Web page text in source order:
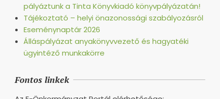
pályáztunk a Tinta Könyvkiadó könyvpályázatán!
Tájékoztató – helyi önazonossági szabályozásról
Eseménynaptár 2026
Álláspályázat anyakönyvvezető és hagyatéki
ügyintéző munkakörre
Fontos linkek